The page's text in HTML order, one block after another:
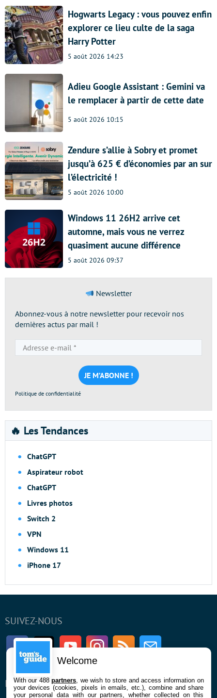
Hogwarts Legacy : vous pouvez enfin
explorer ce lieu culte de la saga
Harry Potter
5 août 2026 14:23
Adieu Google Assistant : Gemini va
le remplacer à partir de cette date
5 août 2026 10:15
Zendure s’allie à Sobry et promet
jusqu’à 625 € d’économies par an sur
l’électricité !
5 août 2026 10:00
Windows 11 26H2 arrive cet
automne, mais vous ne verrez
quasiment aucune différence
5 août 2026 09:37
Newsletter
Abonnez-vous à notre newsletter pour recevoir nos
dernières actus par mail !
e-
mail
*
Politique de confidentialité
🔥 Les Tendances
ChatGPT
Aspirateur robot
ChatGPT
Livres photos
Switch 2
VPN
Windows 11
iPhone 17
SUIVEZ-NOUS
FacebookTwitter Youtube InstagramRSS Newsletter
ENTREPRISE À PROPOS
Welcome
With our 488partners , we wish to store and access information on
your devices (cookies, pixels in emails, etc.), combine and share
your personal data with our partners, whether collected on this